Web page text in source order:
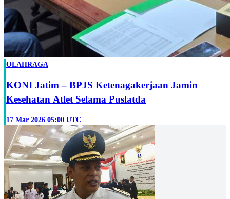
OLAHRAGA
KONI Jatim – BPJS Ketenagakerjaan Jamin
Kesehatan Atlet Selama Puslatda
17 Mar 2026 05:00 UTC